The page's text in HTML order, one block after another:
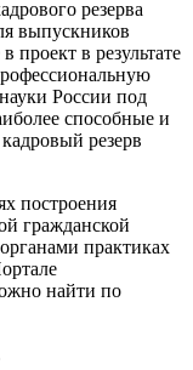
резерва
выпускников
проект в результате
России под
способные и
резерв
построения
гражданской
практиках
найти по